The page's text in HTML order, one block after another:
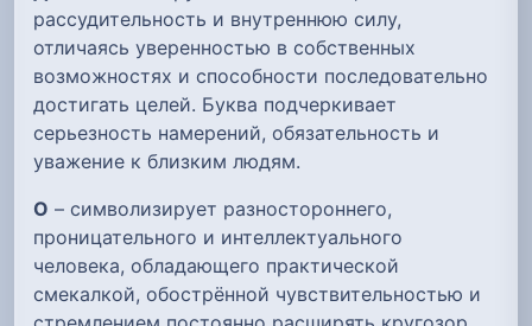
рассудительность и внутреннюю силу,
отличаясь уверенностью в собственных
возможностях и способности последовательно
достигать целей. Буква подчеркивает
серьезность намерений, обязательность и
уважение к близким людям.
О – символизирует разностороннего,
проницательного и интеллектуального
человека, обладающего практической
смекалкой, обострённой чувствительностью и